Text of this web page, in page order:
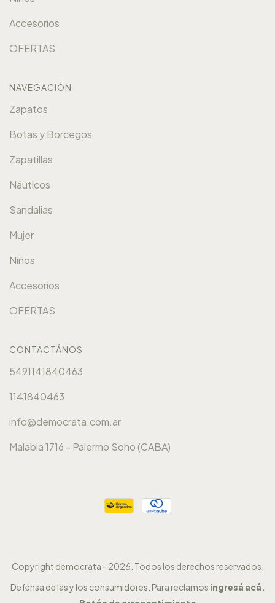
Accesorios
OFERTAS
NAVEGACIÓN
Zapatos
Botas y Borcegos
Zapatillas
Náuticos
Sandalias
Mujer
Niños
Accesorios
OFERTAS
CONTACTÁNOS
5491141840463
1141840463
info@democrata.com.ar
Malabia 1716 - Palermo Soho (CABA)
Copyright democrata - 2026. Todos los derechos reservados.
Defensa de las y los consumidores. Para reclamos ingresá acá.